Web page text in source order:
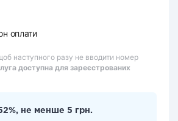
оплати
наступного разу не вводити номер
доступна для зареєстрованих
не менше 5 грн.